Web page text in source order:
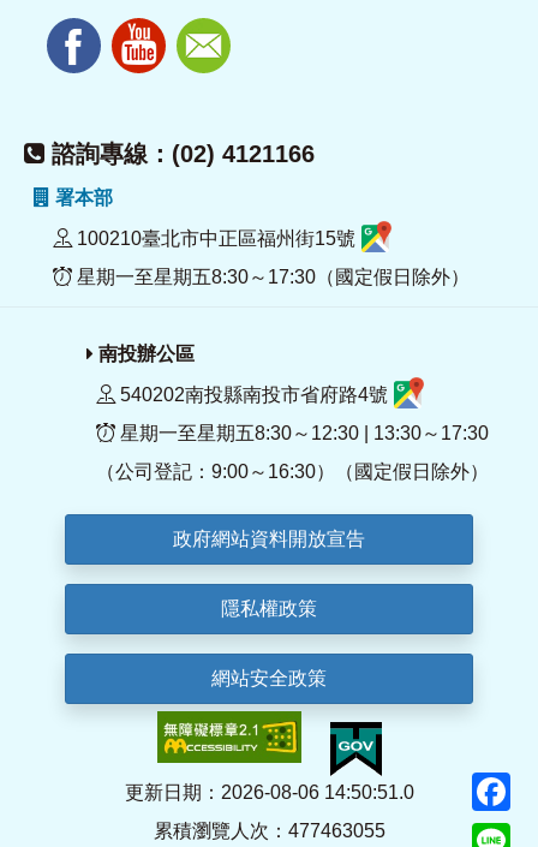
諮詢專線：(02) 4121166
署本部
100210臺北市中正區福州街15號
星期一至星期五8:30～17:30（國定假日除外）
南投辦公區
540202南投縣南投市省府路4號
星期一至星期五8:30～12:30 | 13:30～17:30
（公司登記：9:00～16:30）（國定假日除外）
政府網站資料開放宣告
隱私權政策
網站安全政策
更新日期：2026-08-06 14:50:51.0
累積瀏覽人次：477463055